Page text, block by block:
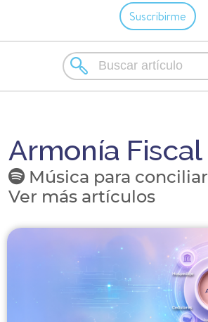
Suscribirme
Armonía Fiscal
Música para conciliar
Ver más artículos